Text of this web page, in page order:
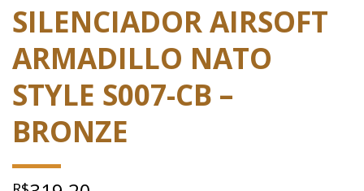
SILENCIADOR AIRSOFT
ARMADILLO NATO
STYLE S007-CB –
BRONZE